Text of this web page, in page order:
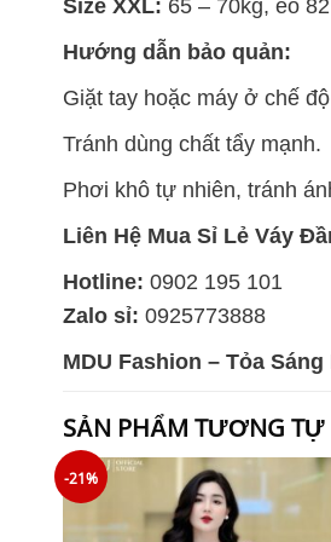
Size XXL: 65 – 70kg, eo
Hướng dẫn bảo quản:
Giặt tay hoặc máy ở chế
Tránh dùng chất tẩy mạnh.
Phơi khô tự nhiên, tránh
Liên Hệ Mua Sỉ Lẻ Váy
Hotline: 0902 195 101
Zalo sỉ: 0925773888
MDU Fashion – Tỏa
SẢN PHẨM TƯƠNG TỰ
-21%